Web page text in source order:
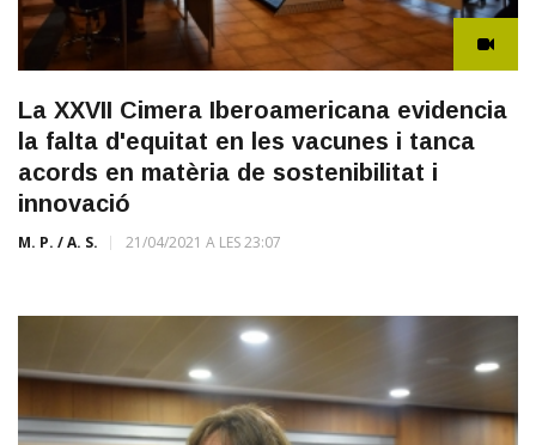
La XXVII Cimera Iberoamericana evidencia
la falta d'equitat en les vacunes i tanca
acords en matèria de sostenibilitat i
innovació
M. P. / A. S. 21/04/2021 A LES 23:07